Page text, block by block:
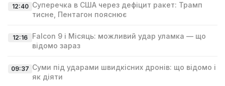
12:40 Суперечка в США через дефіцит ракет: Трамп
тисне, Пентагон пояснює
12:16
Falcon 9 і Місяць: можливий удар уламка — що
відомо зараз
09:37 Суми під ударами швидкісних дронів: що відомо і
як діяти